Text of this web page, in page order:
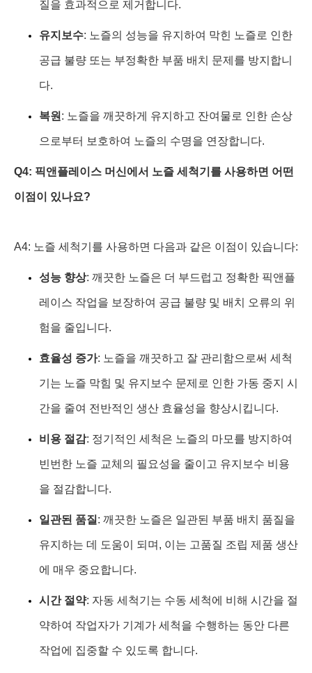
질을 효과적으로 제거합니다.
유지보수: 노즐의 성능을 유지하여 막힌 노즐로 인한
공급 불량 또는 부정확한 부품 배치 문제를 방지합니
다.
복원 : 노즐을 깨끗하게 유지하고 잔여물로 인한 손상
으로부터 보호하여 노즐의 수명을 연장합니다.
Q4: 픽앤플레이스 머신에서 노즐 세척기를 사용하면 어떤
이점이 있나요?
A4: 노즐 세척기를 사용하면 다음과 같은 이점이 있습니다:
성능 향상: 깨끗한 노즐은 더 부드럽고 정확한 픽앤플
레이스 작업을 보장하여 공급 불량 및 배치 오류의 위
험을 줄입니다.
효율성 증가: 노즐을 깨끗하고 잘 관리함으로써 세척
기는 노즐 막힘 및 유지보수 문제로 인한 가동 중지 시
간을 줄여 전반적인 생산 효율성을 향상시킵니다.
비용 절감: 정기적인 세척은 노즐의 마모를 방지하여
빈번한 노즐 교체의 필요성을 줄이고 유지보수 비용
을 절감합니다.
일관된 품질 : 깨끗한 노즐은 일관된 부품 배치 품질을
유지하는 데 도움이 되며, 이는 고품질 조립 제품 생산
에 매우 중요합니다.
시간 절약: 자동 세척기는 수동 세척에 비해 시간을 절
약하여 작업자가 기계가 세척을 수행하는 동안 다른
작업에 집중할 수 있도록 합니다.